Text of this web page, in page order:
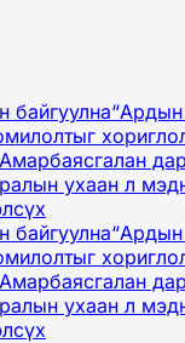
байгуулна
ухаан л
байгуулна
ухаан л